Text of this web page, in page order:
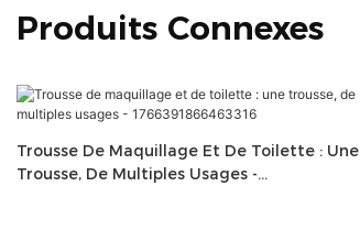
Produits Connexes
Trousse De Maquillage Et De Toilette : Une
Trousse, De Multiples Usages -